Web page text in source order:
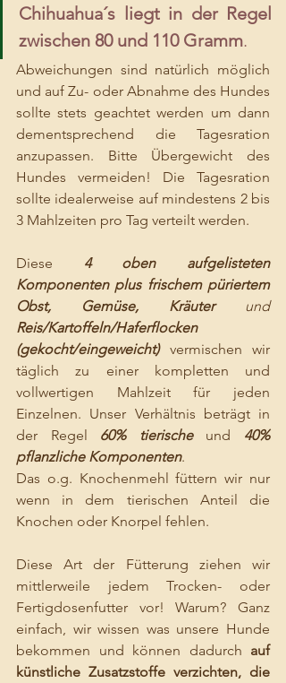
Chihuahua´s liegt in der Regel
zwischen 80 und 110 Gramm.
Abweichungen sind natürlich möglich
und auf Zu- oder Abnahme des Hundes
sollte stets geachtet werden um dann
dementsprechend die Tagesration
anzupassen. Bitte Übergewicht des
Hundes vermeiden! Die Tagesration
sollte idealerweise auf mindestens 2 bis
3 Mahlzeiten pro Tag verteilt werden.
Diese 4 oben aufgelisteten
Komponenten plus frischem püriertem
Obst, Gemüse, Kräuter
und
Reis/Kartoffeln/Haferflocken
(gekocht/eingeweicht) vermischen wir
täglich zu einer kompletten und
vollwertigen Mahlzeit für jeden
Einzelnen. Unser Verhältnis beträgt in
der Regel 60% tierische und 40%
pflanzliche Komponenten.
Das o.g. Knochenmehl füttern wir nur
wenn in dem tierischen Anteil die
Knochen oder Knorpel fehlen.
Diese Art der Fütterung ziehen wir
mittlerweile jedem Trocken- oder
Fertigdosenfutter vor! Warum? Ganz
einfach, wir wissen was unsere Hunde
bekommen und können dadurch auf
künstliche Zusatzstoffe verzichten, die